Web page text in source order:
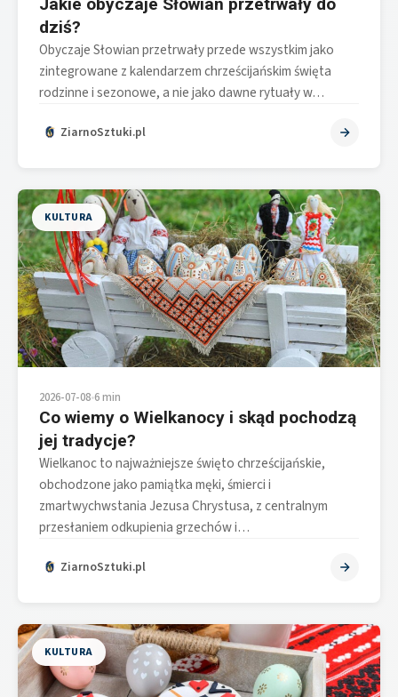
dziś?
Obyczaje Słowian przetrwały przede wszystkim jako
zintegrowane z kalendarzem chrześcijańskim święta
rodzinne i sezonowe, a nie jako dawne rytuały w…
ZiarnoSztuki.pl
KULTURA
2026-07-08•6 min
Co wiemy o Wielkanocy i skąd pochodzą
jej tradycje?
Wielkanoc to najważniejsze święto chrześcijańskie,
obchodzone jako pamiątka męki, śmierci i
zmartwychwstania Jezusa Chrystusa, z centralnym
przesłaniem odkupienia grzechów i…
ZiarnoSztuki.pl
KULTURA